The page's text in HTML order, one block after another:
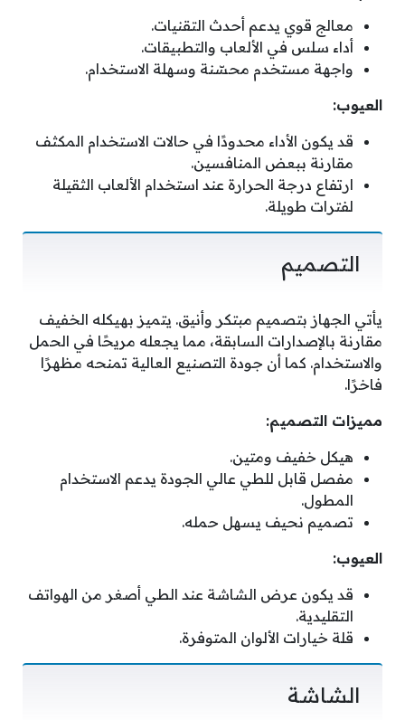
معالج قوي يدعم أحدث التقنيات.
أداء سلس في الألعاب والتطبيقات.
واجهة مستخدم محسّنة وسهلة الاستخدام.
العيوب:
قد يكون الأداء محدودًا في حالات الاستخدام المكثف
مقارنة ببعض المنافسين.
ارتفاع درجة الحرارة عند استخدام الألعاب الثقيلة
لفترات طويلة.
التصميم
يأتي الجهاز بتصميم مبتكر وأنيق. يتميز بهيكله الخفيف
مقارنة بالإصدارات السابقة، مما يجعله مريحًا في الحمل
والاستخدام. كما أن جودة التصنيع العالية تمنحه مظهرًا
فاخرًا.
مميزات التصميم:
هيكل خفيف ومتين.
مفصل قابل للطي عالي الجودة يدعم الاستخدام
المطول.
تصميم نحيف يسهل حمله.
العيوب:
قد يكون عرض الشاشة عند الطي أصغر من الهواتف
التقليدية.
قلة خيارات الألوان المتوفرة.
الشاشة